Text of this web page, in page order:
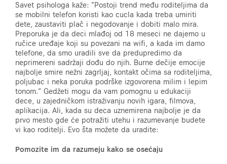
Savet psihologa kaže: “Postoji trend među roditeljima da
se mobilni telefon koristi kao cucla kada treba umiriti
dete, zaustaviti plač i negodovanje i dobiti malo mira.
Preporuka je da deci mlađoj od 18 meseci ne dajemo u
ručice uređaje koji su povezani na wifi, a kada im damo
telefone, da smo uradili sve da predupredimo da
neprimereni sadržaji dođu do njih. Burne dečije emocije
najbolje smire nežni zagrljaj, kontakt očima sa roditeljima,
poljubac i neka poruka podrške izgovorena milim i lepim
tonom.“ Gedžeti mogu da vam pomognu u edukaciji
dece, u zajedničkom istraživanju novih igara, filmova,
aplikacija. Ali, kada su deca uznemirena najbolje je da
prvo mesto gde će potražiti utehu i razumevanje budete
vi kao roditelji. Evo šta možete da uradite:
Pomozite im da razumeju kako se osećaju